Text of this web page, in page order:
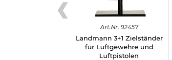
Art.Nr. 92457
Landmann 3+1 Zielständer
für Luftgewehre und
Luftpistolen